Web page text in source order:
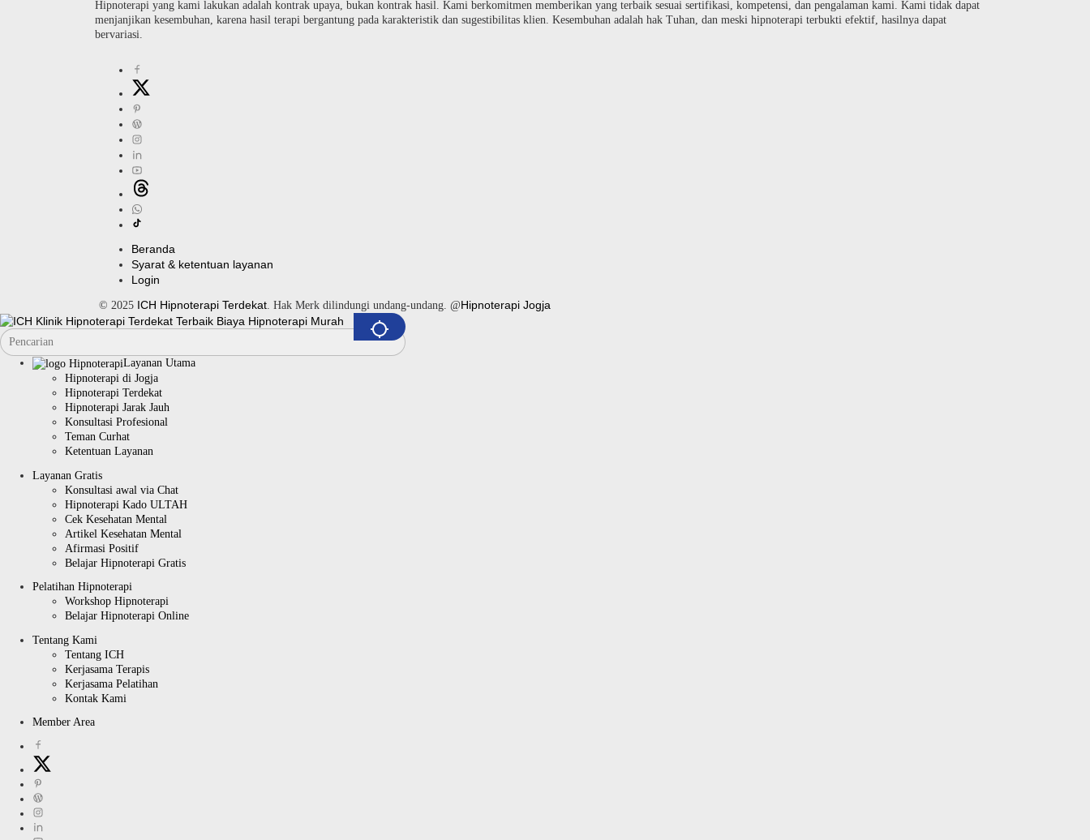
Hipnoterapi yang kami lakukan adalah kontrak upaya, bukan kontrak hasil. Kami berkomitmen memberikan yang terbaik sesuai sertifikasi, kompetensi, dan pengalaman kami. Kami tidak dapat
menjanjikan kesembuhan, karena hasil terapi bergantung pada karakteristik dan sugestibilitas klien. Kesembuhan adalah hak Tuhan, dan meski hipnoterapi terbukti efektif, hasilnya dapat
bervariasi.
Beranda
Syarat & ketentuan layanan
Login
© 2025 ICH Hipnoterapi Terdekat . Hak Merk dilindungi undang-undang. @Hipnoterapi Jogja
Layanan Utama
Hipnoterapi di Jogja
Hipnoterapi Terdekat
Hipnoterapi Jarak Jauh
Konsultasi Profesional
Teman Curhat
Ketentuan Layanan
Layanan Gratis
Konsultasi awal via Chat
Hipnoterapi Kado ULTAH
Cek Kesehatan Mental
Artikel Kesehatan Mental
Afirmasi Positif
Belajar Hipnoterapi Gratis
Pelatihan Hipnoterapi
Workshop Hipnoterapi
Belajar Hipnoterapi Online
Tentang Kami
Tentang ICH
Kerjasama Terapis
Kerjasama Pelatihan
Kontak Kami
Member Area